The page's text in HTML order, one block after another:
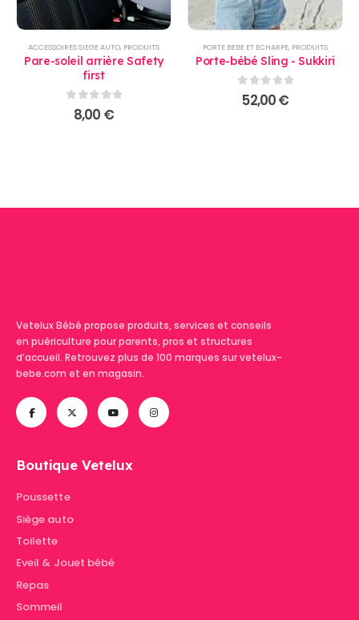
ACCESSOIRES SIEGE AUTO, PRODUITS
Pare-soleil arrière Safety
first
sur 5
8,00 €
PORTE BEBE ET ECHARPE, PRODUITS
Porte-bébé Sling - Sukkiri
0sur 5
52,00€
Vetelux Bébé propose produits, services et conseils
en puériculture pour parents, pros et structures
d’accueil. Retrouvez plus de 100 marques sur vetelux-
bebe.com et en magasin.
Boutique Vetelux
Poussette
Siège auto
Toilette
Eveil & Jouet bébé
Repas
Sommeil